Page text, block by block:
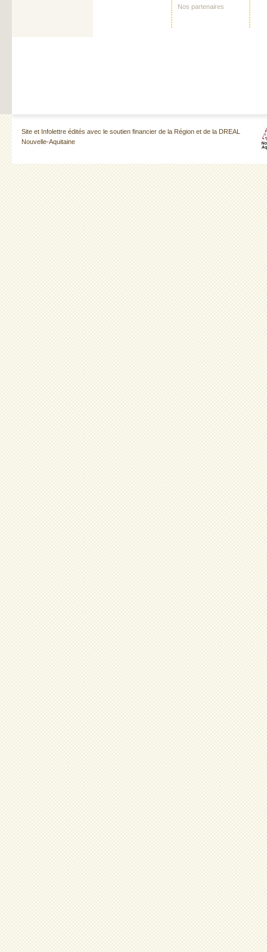
Nos partenaires
Site et Infolettre édités avec le soutien financier de la Région et de la DREAL
Nouvelle-Aquitaine